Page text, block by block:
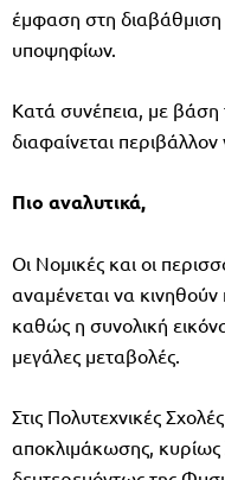
έμφαση στη
υποψηφίων.
Κατά συνέπεια, με
διαφαίνεται
Πιο αναλυτικά,
Οι Νομικές και οι
αναμένεται να
καθώς η συνολική
μεγάλες μεταβολές.
Στις Πολυτεχνικές
αποκλιμάκωσης,